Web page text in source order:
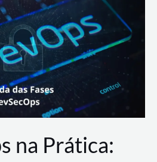
na Prática: